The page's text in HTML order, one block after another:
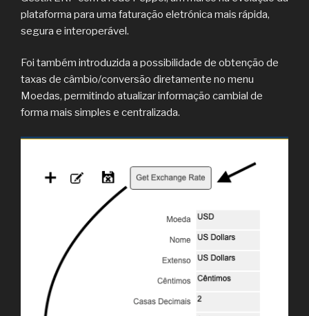
plataforma para uma faturação eletrónica mais rápida,
segura e interoperável.
Foi também introduzida a possibilidade de obtenção de
taxas de câmbio/conversão diretamente no menu
Moedas, permitindo atualizar informação cambial de
forma mais simples e centralizada.